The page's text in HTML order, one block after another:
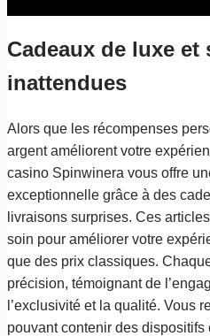
Cadeaux de luxe et
inattendues
Alors que les récompenses
argent améliorent votre
casino Spinwinera vous offre
exceptionnelle grâce à des
livraisons surprises. Ces
soin pour améliorer votre
que des prix classiques.
précision, témoignant de
l’exclusivité et la qualité. Vous
pouvant contenir des